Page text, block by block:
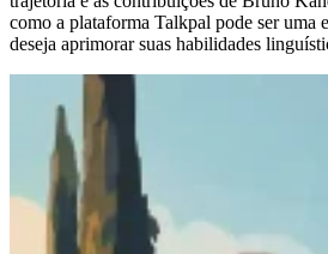
como a plataforma Talkpal pode ser uma
deseja aprimorar suas habilidades